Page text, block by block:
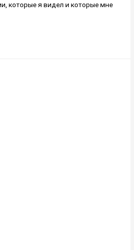
которые я видел и которые мне